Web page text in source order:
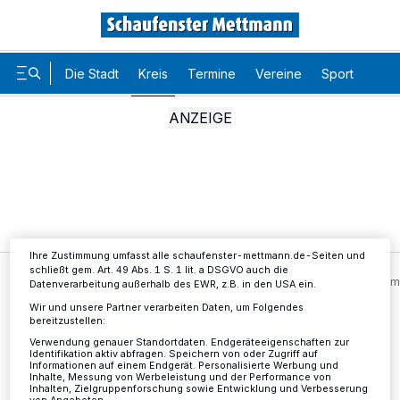
Die Stadt Kreis Termine Vereine Sport
Kreis Öffentliche Sitzung des Kreiswahlausschusses
Öffentliche Sitzung des
Kreiswahlausschusses am 30.
Wir und unsere218
-Partner speichern und greifen auf
Tracking-Technologien für die unter „Wir und unsere Partner
Ihre Zustimmung umfasst alle schaufenster-mettmann.de-Seiten und
schließt gem. Art. 49 Abs. 1 S. 1 lit. a DSGVO auch die
Datenverarbeitung außerhalb des EWR, z.B. in den USA ein.
Wir und unsere Partner verarbeiten Daten, um Folgendes
bereitzustellen:
Verwendung genauer Standortdaten. Endgeräteeigenschaften zur
Identifikation aktiv abfragen. Speichern von oder Zugriff auf
Informationen auf einem Endgerät. Personalisierte Werbung und
Inhalte, Messung von Werbeleistung und der Performance von
Inhalten, Zielgruppenforschung sowie Entwicklung und Verbesserung